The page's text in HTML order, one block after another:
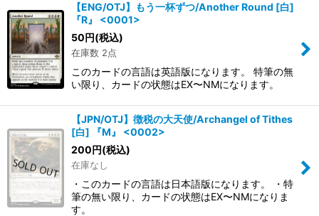
【ENG/OTJ】もう一杯ずつ/Another Round [白]
『R』 <0001>
50円(税込)
在庫数 2点
このカードの言語は英語版になります。 特筆の無
い限り、カードの状態はEX〜NMになります。
【JPN/OTJ】徴税の大天使/Archangel of Tithes
[白] 『M』 <0002>
200円(税込)
在庫なし
・このカードの言語は日本語版になります。 ・特
筆の無い限り、カードの状態はEX〜NMになりま
す。